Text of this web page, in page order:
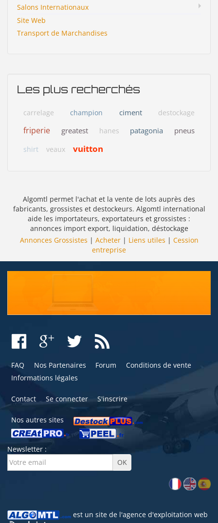
Salons Internationaux
Site Web
Transport de Marchandises
Les plus recherchés
carrelage champion ciment destockage
friperie greatest hanes patagonia pneus
shirt veaux vuitton
Algomtl permet l'achat et la vente de lots auprès des
fabricants, grossistes et destockeurs. Algomtl international
aide les importateurs, exportateurs et grossistes :
annonces import export, liquidation, déstockage
Annonces Grossistes | Acheter| Liens utiles | Cession
entreprise
FAQ Nos Partenaires Forum
Conditions de vente
Informations légales
Contact Se connecter S'inscrire
Nos autres sites
Newsletter :
est un site de l'agence d'exploitation web